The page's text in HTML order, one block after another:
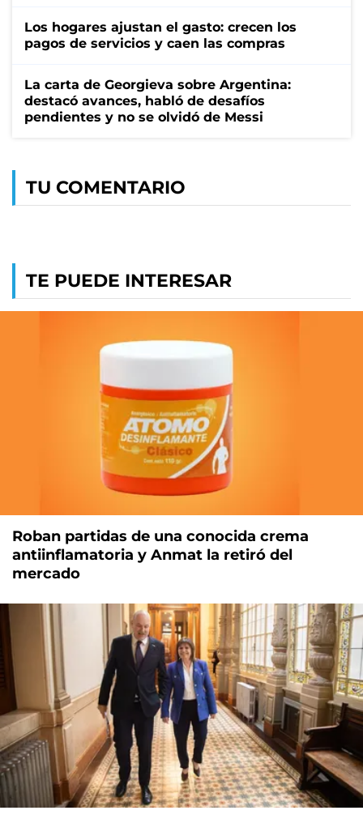
Los hogares ajustan el gasto: crecen los
pagos de servicios y caen las compras
La carta de Georgieva sobre Argentina:
destacó avances, habló de desafíos
pendientes y no se olvidó de Messi
TU COMENTARIO
TE PUEDE INTERESAR
Roban partidas de una conocida crema
antiinflamatoria y Anmat la retiró del
mercado